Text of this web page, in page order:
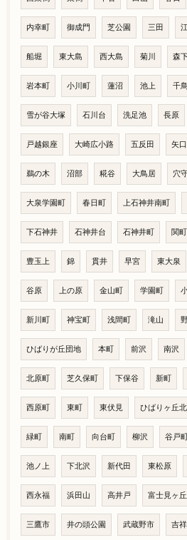
内幸町 御成門 芝公園 三田
船堀 東大島 西大島 菊川 森
岩本町 小川町 蓮沼 池上 千
雪が谷大塚 石川台 洗足池 長原
戸越銀座 大崎広小路 五反田 矢
鵜の木 沼部 糀谷 大鳥居 穴
大泉学園町 春日町 上石神井南町
下石神井 石神井台 石神井町 関
豊玉上 錦 貫井 早宮 東大泉
谷原 上の原 金山町 学園町
新川町 神宝町 浅間町 滝山
ひばりが丘団地 本町 前沢 南沢
北原町 芝久保町 下保谷 新町
西原町 東町 東伏見 ひばりヶ丘北
緑町 南町 向台町 柳沢 谷戸町
池ノ上 下北沢 新代田 東松原
西永福 浜田山 高井戸 富士見ヶ丘
三鷹市 井の頭公園 武蔵野市 吉